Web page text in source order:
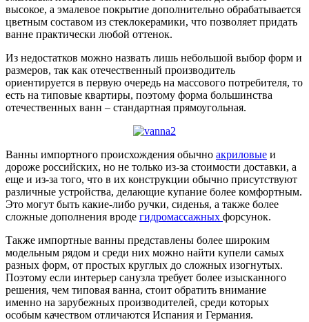
высокое, а эмалевое покрытие дополнительно обрабатывается
цветным составом из стеклокерамики, что позволяет придать
ванне практически любой оттенок.
Из недостатков можно назвать лишь небольшой выбор форм и
размеров, так как отечественный производитель
ориентируется в первую очередь на массового потребителя, то
есть на типовые квартиры, поэтому форма большинства
отечественных ванн – стандартная прямоугольная.
Ванны импортного происхождения обычно акриловые и
дороже российских, но не только из-за стоимости доставки, а
еще и из-за того, что в их конструкции обычно присутствуют
различные устройства, делающие купание более комфортным.
Это могут быть какие-либо ручки, сиденья, а также более
сложные дополнения вроде гидромассажных форсунок.
Также импортные ванны представлены более широким
модельным рядом и среди них можно найти купели самых
разных форм, от простых круглых до сложных изогнутых.
Поэтому если интерьер санузла требует более изысканного
решения, чем типовая ванна, стоит обратить внимание
именно на зарубежных производителей, среди которых
особым качеством отличаются Испания и Германия.